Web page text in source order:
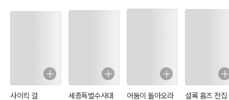
사이킥 걸
세종특별수사대
어둠이 돌아오라
셜록 홈즈 전집